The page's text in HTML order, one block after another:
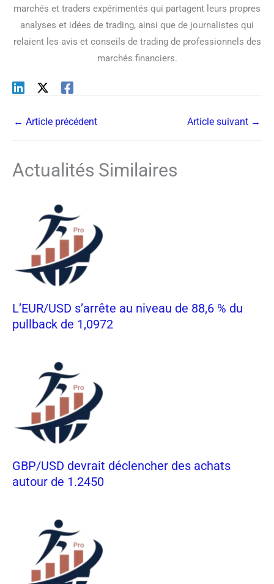
marchés et traders expérimentés qui partagent leurs propres
analyses et idées de trading, ainsi que de journalistes qui
relaient les avis et conseils de trading de professionnels des
marchés financiers.
← Article précédent Article suivant →
Actualités Similaires
L’EUR/USD s’arrête au niveau de 88,6 % du
pullback de 1,0972
GBP/USD devrait déclencher des achats
autour de 1.2450